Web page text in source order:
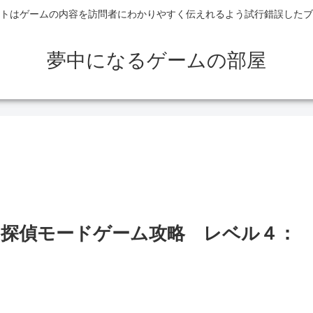
はゲームの内容を訪問者にわかりやすく伝えれるよう試行錯誤した
夢中になるゲームの部屋
偵モードゲーム攻略 レベル４：